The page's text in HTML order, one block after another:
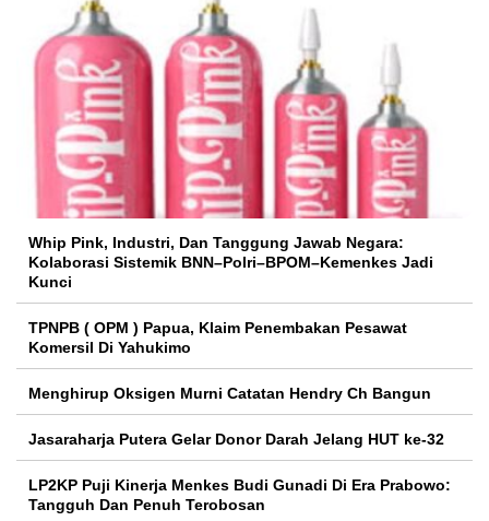
Whip Pink, Industri, Dan Tanggung Jawab Negara:
Kolaborasi Sistemik BNN–Polri–BPOM–Kemenkes Jadi
Kunci
TPNPB ( OPM ) Papua, Klaim Penembakan Pesawat
Komersil Di Yahukimo
Menghirup Oksigen Murni Catatan Hendry Ch Bangun
Jasaraharja Putera Gelar Donor Darah Jelang HUT ke-32
LP2KP Puji Kinerja Menkes Budi Gunadi Di Era Prabowo:
Tangguh Dan Penuh Terobosan‎